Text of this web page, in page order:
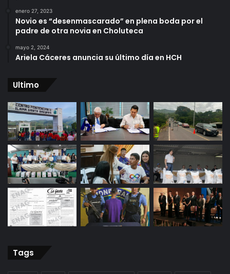
enero 27, 2023
Novio es “desenmascarado” en plena boda por el
padre de otra novia en Choluteca
mayo 2, 2024
Ariela Cáceres anuncia su último día en HCH
Ultimo
Tags